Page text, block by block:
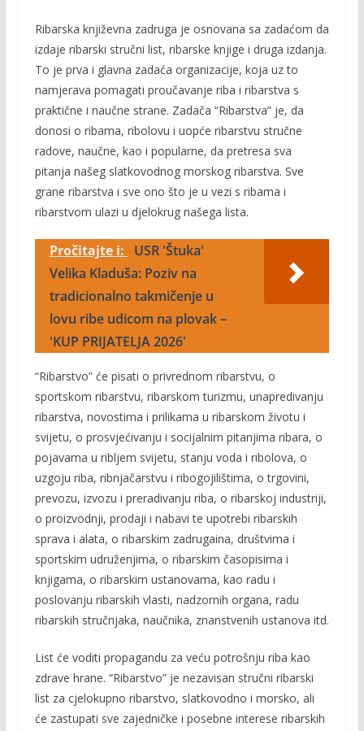
Ribarska književna zadruga je osnovana sa zadaćom da
izdaje ribarski stručni list, ribarske knjige i druga izdanja.
To je prva i glavna zadaća organizacije, koja uz to
namjerava pomagati proučavanje riba i ribarstva s
praktične i naučne strane. Zadača “Ribarstva” je, da
donosi o ribama, ribolovu i uopće ribarstvu stručne
radove, naučne, kao i popularne, da pretresa sva
pitanja našeg slatkovodnog morskog ribarstva. Sve
grane ribarstva i sve ono što je u vezi s ribama i
ribarstvom ulazi u djelokrug našega lista.
Pročitajte i:
USR 'Štuka'
Velika Kladuša: Poziv na
tradicionalno takmičenje u
lovu ribe udicom na plovak –
'KUP PRIJATELJA 2026'
“Ribarstvo” će pisati o privrednom ribarstvu, o
sportskom ribarstvu, ribarskom turizmu, unapredivanju
ribarstva, novostima i prilikama u ribarskom životu i
svijetu, o prosvjećivanju i socijalnim pitanjima ribara, o
pojavama u ribljem svijetu, stanju voda i ribolova, o
uzgoju riba, ribnjačarstvu i ribogojilištima, o trgovini,
prevozu, izvozu i preradivanju riba, o ribarskoj industriji,
o proizvodnji, prodaji i nabavi te upotrebi ribarskih
sprava i alata, o ribarskim zadrugaina, društvima i
sportskim udruženjima, o ribarskim časopisima i
knjigama, o ribarskim ustanovama, kao radu i
poslovanju ribarskih vlasti, nadzornih organa, radu
ribarskih stručnjaka, naučnika, znanstvenih ustanova itd.
List će voditi propagandu za veću potrošnju riba kao
zdrave hrane. “Ribarstvo” je nezavisan stručni ribarski
list za cjelokupno ribarstvo, slatkovodno i morsko, ali
će zastupati sve zajedničke i posebne interese ribarskih